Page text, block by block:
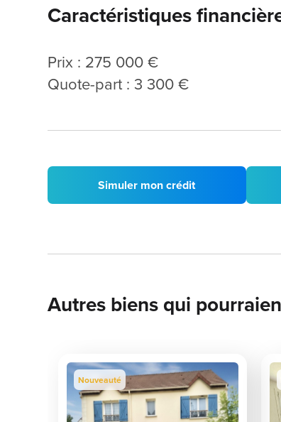
Caractéristiques
Prix : 275 000 €
Quote-part : 3 300 €
Simuler mon crédit
Autres biens qui
Nouveauté